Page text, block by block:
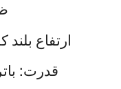
ارتفاع بلند کردن: 3 متر
قدرت: